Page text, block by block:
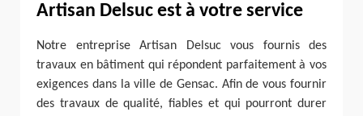
Artisan Delsuc est à votre service
Notre entreprise Artisan Delsuc vous fournis des
travaux en bâtiment qui répondent parfaitement à vos
exigences dans la ville de Gensac. Afin de vous fournir
des travaux de qualité, fiables et qui pourront durer